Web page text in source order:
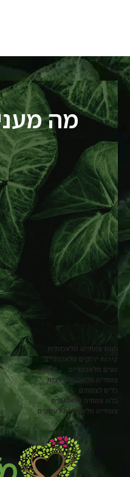
מה
חנות צמחייה מלאכותית
קירות ירוקים מלאכותיים
עצים מלאכותיים
צמחייה מלאכותית לבית
כלים לצמחים
בלוג צמחיה מלאכותית
צמחייה מלאכותית לעסקים